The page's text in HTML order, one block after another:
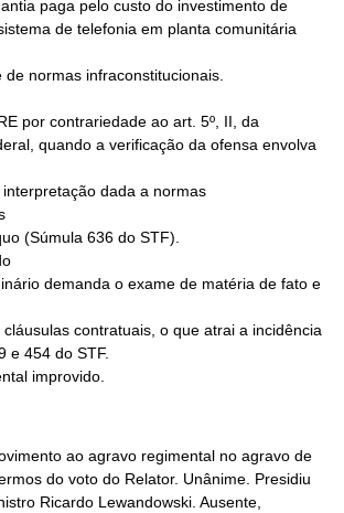
improvido.
ao agravo regimental no agravo de
do voto do Relator. Unânime. Presidiu
Ricardo Lewandowski. Ausente,